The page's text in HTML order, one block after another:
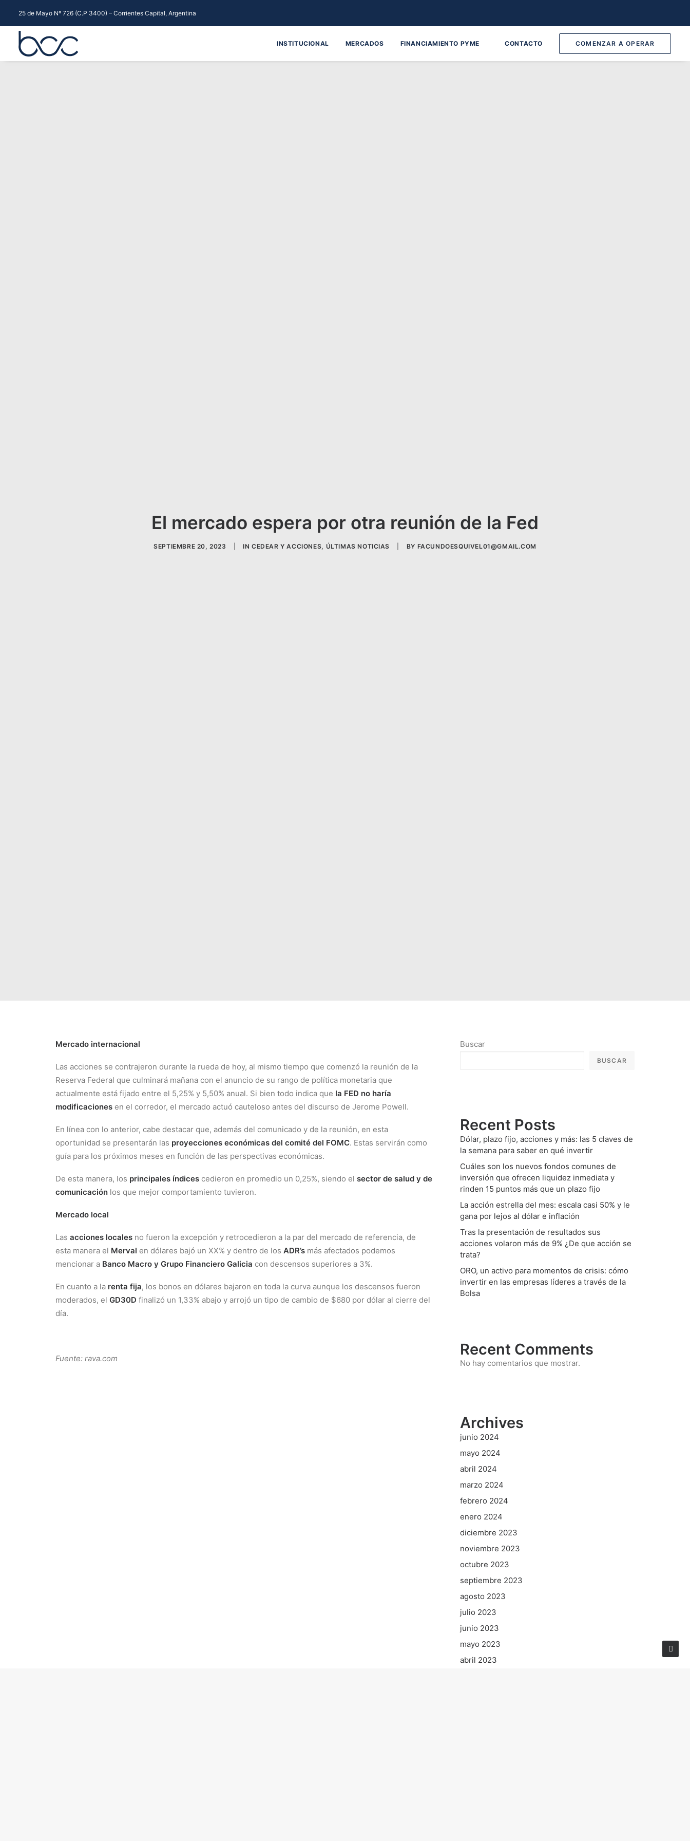
25 de Mayo Nº 726 (C.P 3400) – Corrientes Capital, Argentina
INSTITUCIONAL MERCADOS FINANCIAMIENTO PYME CONTACTO COMENZAR A OPERAR
El mercado espera por otra reunión de la Fed
SEPTIEMBRE 20, 2023 INCEDEAR Y ACCIONES, ÚLTIMAS NOTICIAS BY FACUNDOESQUIVEL01@GMAIL.COM
Mercado internacional
Las acciones se contrajeron durante la rueda de hoy, al mismo tiempo que comenzó la reunión de la
Reserva Federal que culminará mañana con el anuncio de su rango de política monetaria que
actualmente está fijado entre el 5,25% y 5,50% anual. Si bien todo indica que la FED no haría
modificaciones en el corredor, el mercado actuó cauteloso antes del discurso de Jerome Powell.
En línea con lo anterior, cabe destacar que, además del comunicado y de la reunión, en esta
oportunidad se presentarán las proyecciones económicas del comité del FOMC. Estas servirán como
guía para los próximos meses en función de las perspectivas económicas.
De esta manera, los principales índices cedieron en promedio un 0,25%, siendo el sector de salud y de
comunicación los que mejor comportamiento tuvieron.
Mercado local
Las acciones locales no fueron la excepción y retrocedieron a la par del mercado de referencia, de
esta manera el Merval en dólares bajó un XX% y dentro de los ADR’s más afectados podemos
mencionar a Banco Macro y Grupo Financiero Galicia con descensos superiores a 3%.
En cuanto a la renta fija, los bonos en dólares bajaron en toda la curva aunque los descensos fueron
moderados, el GD30D finalizó un 1,33% abajo y arrojó un tipo de cambio de $680 por dólar al cierre del
día.
Fuente: rava.com
Buscar
BUSCAR
Recent Posts
Dólar, plazo fijo, acciones y más: las 5 claves de
la semana para saber en qué invertir
Cuáles son los nuevos fondos comunes de
inversión que ofrecen liquidez inmediata y
rinden 15 puntos más que un plazo fijo
La acción estrella del mes: escala casi 50% y le
gana por lejos al dólar e inflación
Tras la presentación de resultados sus
acciones volaron más de 9% ¿De que acción se
trata?
ORO, un activo para momentos de crisis: cómo
invertir en las empresas líderes a través de la
Bolsa
Recent Comments
No hay comentarios que mostrar.
Archives
junio 2024
mayo 2024
abril 2024
marzo 2024
febrero 2024
enero 2024
diciembre 2023
noviembre 2023
octubre 2023
septiembre 2023
agosto 2023
julio 2023
junio 2023
mayo 2023
abril 2023